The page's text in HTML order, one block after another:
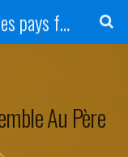
Le Mouvement Bérée dans les pays francophones
Au Père